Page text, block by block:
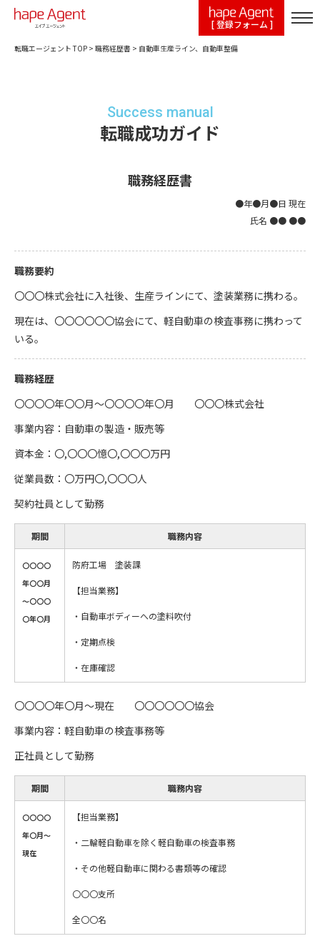
[ 登録フォーム ]
転職エージェント TOP > 職務経歴書 > 自動車生産ライン、自動車整備
Success manual
転職成功ガイド
職務経歴書
●年●月●日 現在
氏名 ●● ●●
職務要約
〇〇〇株式会社に入社後、生産ラインにて、塗装業務に携わる。
現在は、〇〇〇〇〇〇協会にて、軽自動車の検査事務に携わって
いる。
職務経歴
〇〇〇〇年〇〇月～〇〇〇〇年〇月 〇〇〇株式会社
事業内容：自動車の製造・販売等
資本金：〇,〇〇〇憶〇,〇〇〇万円
従業員数：〇万円〇,〇〇〇人
契約社員として勤務
期間 職務内容
〇〇〇〇
年〇〇月
～〇〇〇
〇年〇月
防府工場 塗装課
【担当業務】
・自動車ボディーへの塗料吹付
・定期点検
・在庫確認
〇〇〇〇年〇月～現在 〇〇〇〇〇〇協会
事業内容：軽自動車の検査事務等
正社員として勤務
期間 職務内容
〇〇〇〇
年〇月～
現在
【担当業務】
・二輪軽自動車を除く軽自動車の検査事務
・その他軽自動車に関わる書類等の確認
〇〇〇支所
全〇〇名